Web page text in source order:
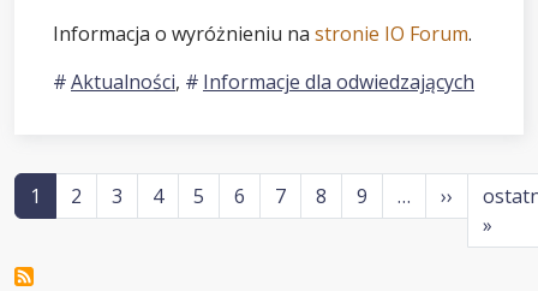
Informacja o wyróżnieniu na stronie IO Forum.
Aktualności, Informacje dla odwiedzających
Stronicowanie
1 2 3 4 5 6 7 8 9 … ››
»